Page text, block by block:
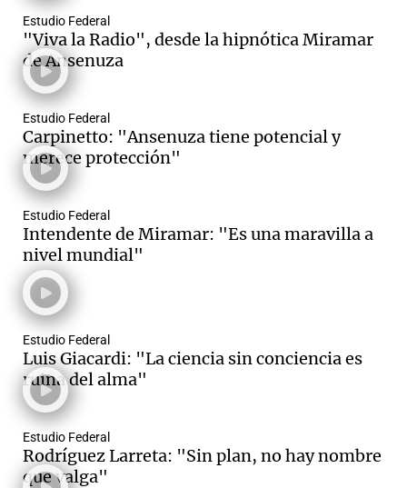
Estudio Federal
"Viva la Radio", desde la hipnótica Miramar
de Ansenuza
Estudio Federal
Carpinetto: "Ansenuza tiene potencial y
merece protección"
Estudio Federal
Intendente de Miramar: "Es una maravilla a
nivel mundial"
Estudio Federal
Luis Giacardi: "La ciencia sin conciencia es
ruina del alma"
Estudio Federal
Rodríguez Larreta: "Sin plan, no hay nombre
que valga"